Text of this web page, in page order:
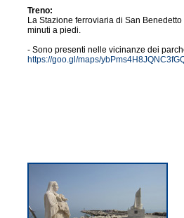
Treno:
La Stazione ferroviaria di San
minuti a piedi.
- Sono presenti nelle vicinanze dei
https://goo.gl/maps/